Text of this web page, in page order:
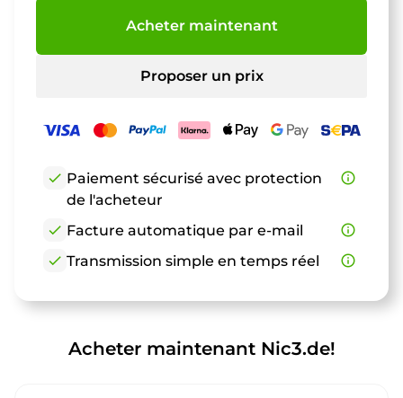
Acheter maintenant
Proposer un prix
check Paiement sécurisé avec protection
de l'acheteur
info_outline
check Facture automatique par e-mail
info_outline
check Transmission simple en temps réel info_outline
Acheter maintenant Nic3.de!